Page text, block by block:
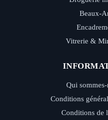
Beaux-
Vitrerie &
Qui sommes-
Conditions
Conditions de